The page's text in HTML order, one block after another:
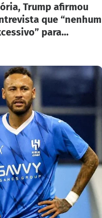
Trump afirmou
que “nenhum
para